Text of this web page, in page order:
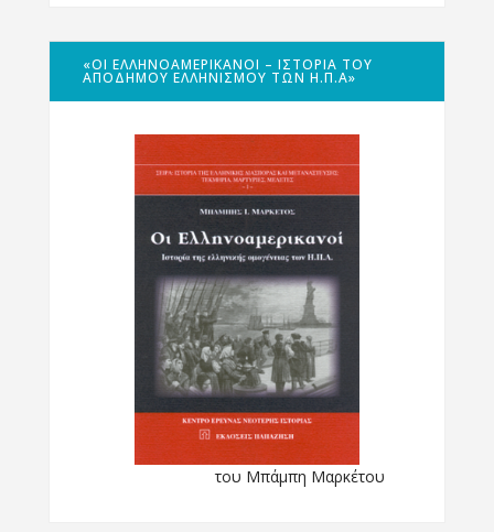
«ΟΙ ΕΛΛΗΝΟΑΜΕΡΙΚΑΝΟΊ – ΙΣΤΟΡΊΑ ΤΟΥ
ΑΠΌΔΗΜΟΥ ΕΛΛΗΝΙΣΜΟΎ ΤΩΝ Η.Π.Α»
του Μπάμπη Μαρκέτου